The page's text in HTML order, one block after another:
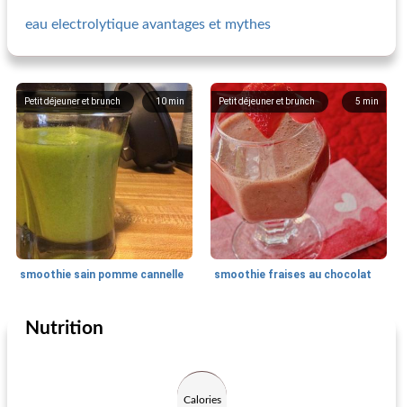
eau electrolytique avantages et mythes
10 min
Petit déjeuner et brunch
smoothie sain pomme cannelle
5 min
Petit déjeuner et brunch
smoothie fraises au chocolat
Boissons
Nutrition
Calories